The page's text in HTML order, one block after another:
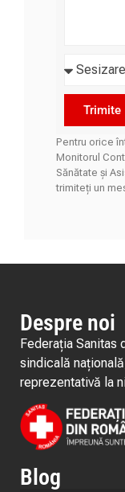
Trimite
Pentru orice
Monitorul
Sănătate și
trimiteți un
Despre noi
Federația Sanitas
sindicală
reprezentativă la
Blog